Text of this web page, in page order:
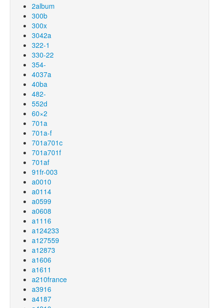
2album
300b
300x
3042a
322-1
330-22
354-
4037a
40ba
482-
552d
60×2
701a
701a-f
701a701c
701a701f
701af
91fr-003
a0010
a0114
a0599
a0608
a1116
a124233
a127559
a12873
a1606
a1611
a210france
a3916
a4187